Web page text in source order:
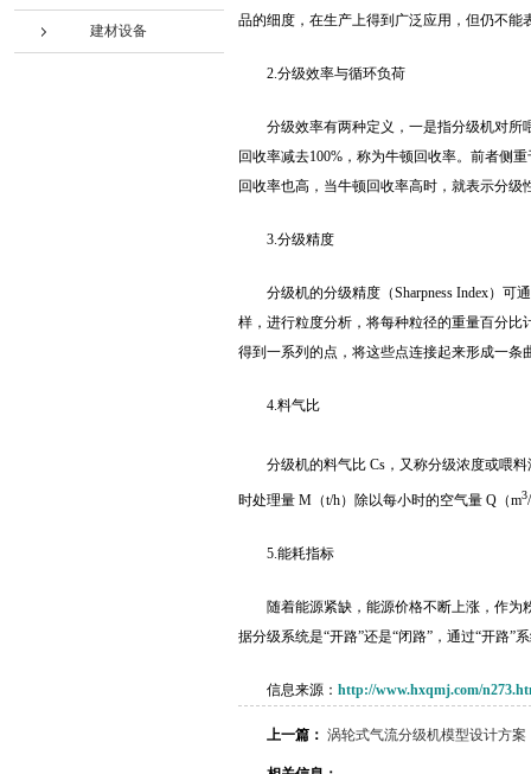
建材设备
品的细度，在生产上得到广泛应用，但仍不
2.分级效率与循环负荷
分级效率有两种定义，一是指分级机对
回收率减去100%，称为牛顿回收率。前者侧
回收率也高，当牛顿回收率高时，就表示分
3.分级精度
分级机的分级精度（Sharpness Index）
样，进行粒度分析，将每种粒径的重量百分
得到一系列的点，将这些点连接起来形成一条
4.料气比
分级机的料气比 Cs，又称分级浓度或喂
时处理量 M（t/h）除以每小时的空气量 Q（m3
5.能耗指标
随着能源紧缺，能源价格不断上涨，作
据分级系统是“开路”还是“闭路”，通过“开路”
信息来源： http://www.hxqmj.com/
上一篇： 涡轮式气流分级机模型设计方案